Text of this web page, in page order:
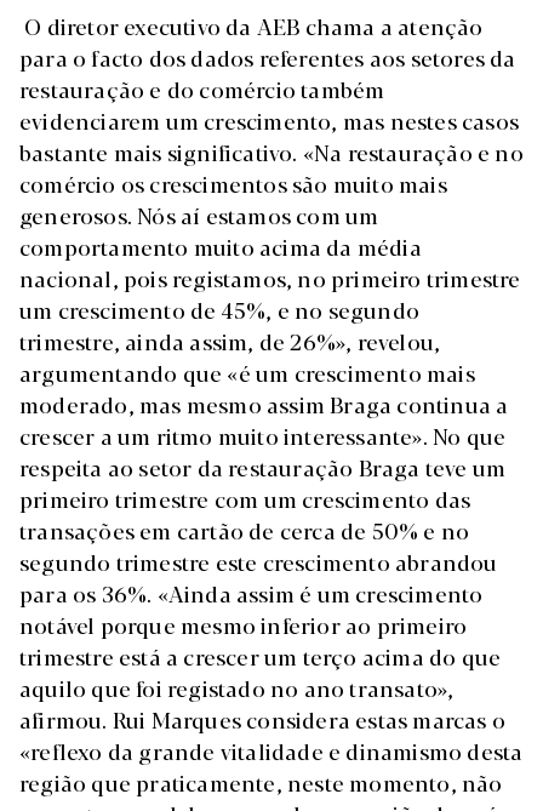
O diretor executivo da AEB chama a atenção
para o facto dos dados referentes aos setores da
restauração e do comércio também
evidenciarem um crescimento, mas nestes casos
bastante mais significativo. «Na restauração e no
comércio os crescimentos são muito mais
generosos. Nós aí estamos com um
comportamento muito acima da média
nacional, pois registamos, no primeiro trimestre
um crescimento de 45%, e no segundo
trimestre, ainda assim, de 26%», revelou,
argumentando que «é um crescimento mais
moderado, mas mesmo assim Braga continua a
crescer a um ritmo muito interessante». No que
respeita ao setor da restauração Braga teve um
primeiro trimestre com um crescimento das
transações em cartão de cerca de 50% e no
segundo trimestre este crescimento abrandou
para os 36%. «Ainda assim é um crescimento
notável porque mesmo inferior ao primeiro
trimestre está a crescer um terço acima do que
aquilo que foi registado no ano transato»,
afirmou. Rui Marques considera estas marcas o
«reflexo da grande vitalidade e dinamismo desta
região que praticamente, neste momento, não